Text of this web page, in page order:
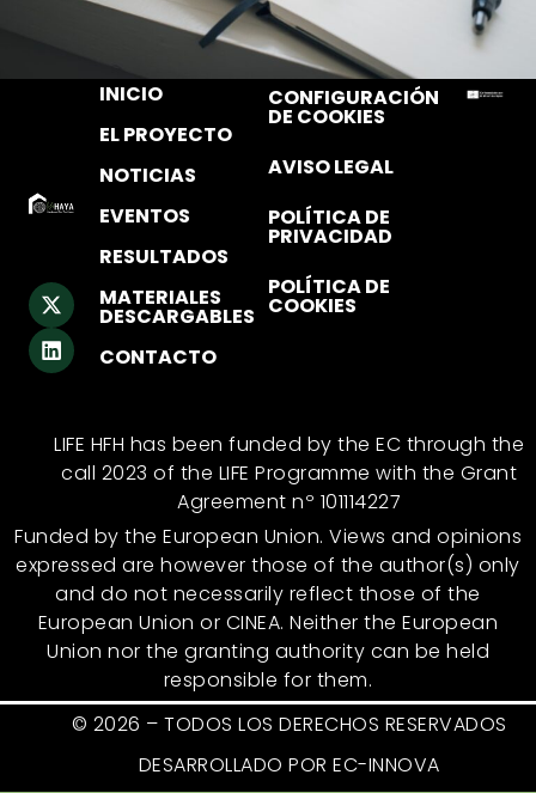
INICIO
EL PROYECTO
NOTICIAS
EVENTOS
RESULTADOS
MATERIALES
DESCARGABLES
CONTACTO
CONFIGURACIÓN
DE COOKIES
AVISO LEGAL
POLÍTICA DE
PRIVACIDAD
POLÍTICA DE
COOKIES
LIFE HFH has been funded by the EC through the
call 2023 of the LIFE Programme with the Grant
Agreement nº 101114227
Funded by the European Union. Views and opinions
expressed are however those of the author(s) only
and do not necessarily reflect those of the
European Union or CINEA. Neither the European
Union nor the granting authority can be held
responsible for them.
© 2026 – TODOS LOS DERECHOS RESERVADOS
DESARROLLADO POR EC-INNOVA